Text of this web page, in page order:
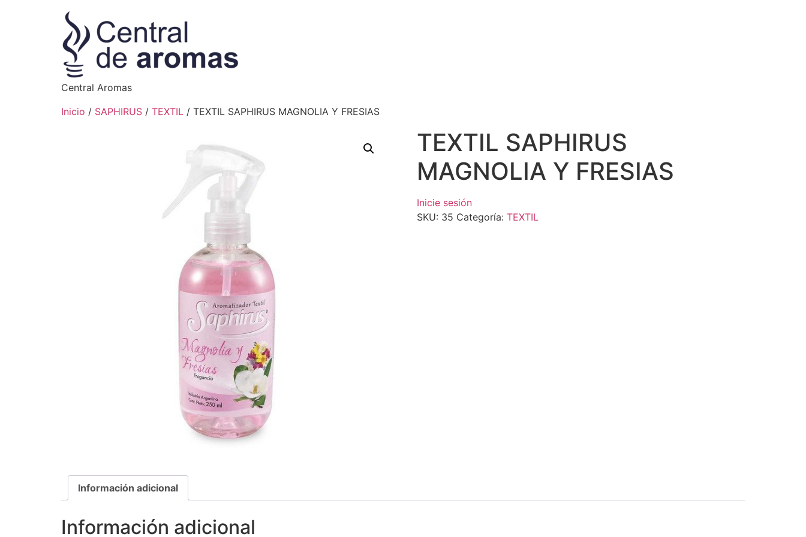
Central Aromas
Inicio / SAPHIRUS / TEXTIL / TEXTIL SAPHIRUS MAGNOLIA Y FRESIAS
TEXTIL SAPHIRUS
MAGNOLIA Y FRESIAS
Inicie sesión
SKU: 35 Categoría: TEXTIL
Información adicional
Información adicional